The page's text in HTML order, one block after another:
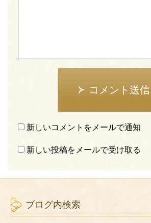
コメント送信
新しいコメントをメールで通知
新しい投稿をメールで受け取る
ブログ内検索